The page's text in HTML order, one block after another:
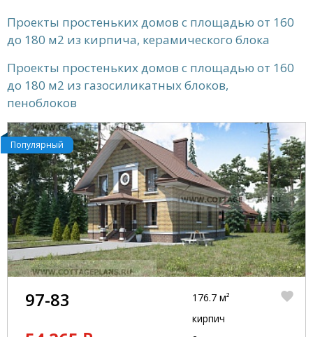
Проекты простеньких домов с площадью от 160
до 180 м2 из кирпича, керамического блока
Проекты простеньких домов с площадью от 160
до 180 м2 из газосиликатных блоков,
пеноблоков
Популярный
97-83
176.7 м²
кирпич